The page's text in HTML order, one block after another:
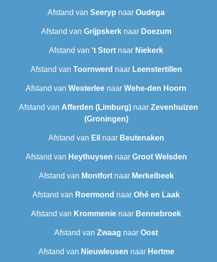
Afstand van Seeryp naar Oudega
Afstand van Grijpskerknaar Doezum
Afstand van 't Stort naar Niekerk
Afstand van Toornwerd naar Leenstertillen‎
Afstand van Westerlee naar Wehe-den Hoorn
Afstand van Afferden (Limburg) naar Zevenhuizen
(Groningen)
Afstand van Ell naar Beutenaken
Afstand van Heythuysen naar Groot Welsden
Afstand van Montfortnaar Merkelbeek
Afstand van Roermond naar Ohé en Laak
Afstand van Krommenie naar Bennebroek
Afstand van Zwaag naar Oost
Afstand van Nieuwleusen naar Hertme